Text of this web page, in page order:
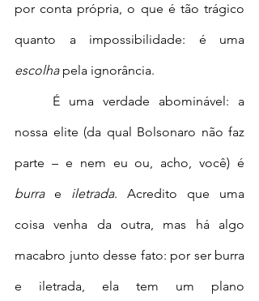
por conta própria, o que é tão trágico
escolha pela ignorância.
nossa elite (da qual Bolsonaro não faz
burra e iletrada. Acredito que uma
coisa venha da outra, mas há algo
macabro junto desse fato: por ser burra
e iletrada, ela tem um plano